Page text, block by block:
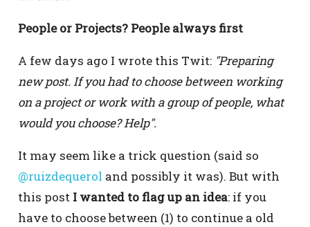
People or Projects? People always first
A few days ago I wrote this Twit: "Preparing
new post. If you had to choose between working
on a project or work with a group of people, what
would you choose? Help".
It may seem like a trick question (said so
@ruizdequerol and possibly it was). But with
this post I wanted to flag up an idea: if you
have to choose between (1) to continue a old